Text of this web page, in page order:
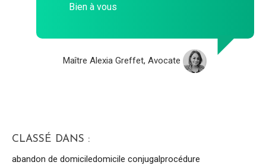
Bien à vous
Maître Alexia Greffet, Avocate
CLASSÉ DANS :
abandon de domiciledomicile conjugalprocédure